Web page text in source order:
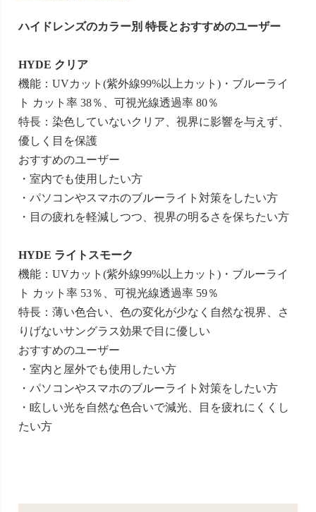
ハイドレンズのカラー別 特長とおすすめのユーザー
HYDE クリア
機能：UVカット(紫外線99%以上カット)・ブルーライ
ト カット率 38％、可視光線透過率 80％
特長：染色していないクリア、視界に影響を与えず、
優しく目を保護
おすすめのユーザー
・室内でも使用したい方
・パソコンやスマホのブルーライト対策をしたい方
・目の疲れを軽減しつつ、視界の明るさを保ちたい方
HYDE ライトスモーク
機能：UVカット(紫外線99%以上カット)・ブルーライ
ト カット率 53％、可視光線透過率 59％
特長：薄い色合い、色の変化が少なく自然な視界、さ
りげないサングラス効果で目に優しい
おすすめのユーザー
・室内と屋外でも使用したい方
・パソコンやスマホのブルーライト対策をしたい方
・眩しい光を自然な色合いで減光、目を疲れにくくし
たい方